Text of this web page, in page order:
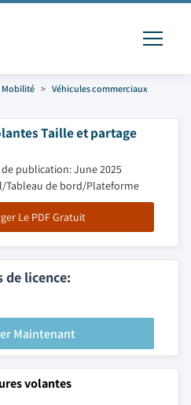
Mobilité
Véhicules commerciaux
Taille et partage
de publication: June 2025
Tableau de bord/Plateforme
Le PDF Gratuit
de licence:
Maintenant
volantes